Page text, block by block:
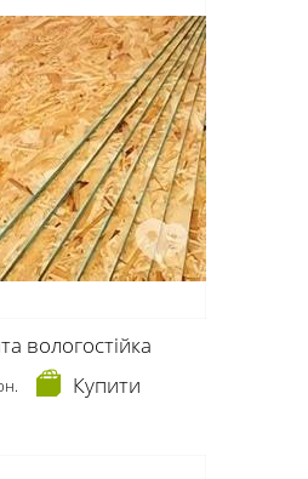
вологостійка
Купити